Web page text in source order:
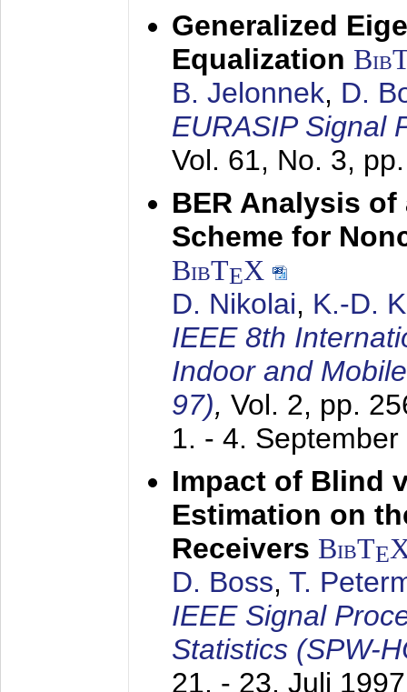
Generalized
Equalization
B. Jelonnek, D.
EURASIP Signal
Vol. 61, No. 3,
BER Analysis
Scheme for
BibTEX
D. Nikolai, K.-D.
IEEE 8th
Indoor and
97), Vol. 2, pp.
1. - 4. September
Impact of Blind
Estimation on
Receivers BibTE
D. Boss, T.
IEEE Signal
Statistics (SPW-
21. - 23. Juli 1997